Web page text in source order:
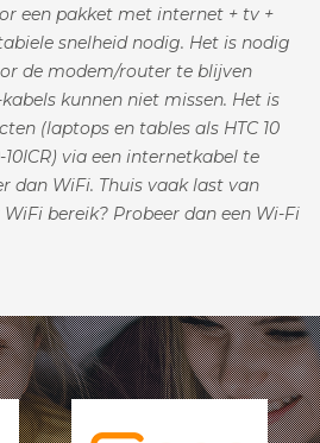
een pakket met internet + tv +
snelheid nodig. Het is nodig
de modem/router te blijven
kunnen niet missen. Het is
(laptops en tables als HTC 10
10ICR) via een internetkabel te
dan WiFi. Thuis vaak last van
bereik? Probeer dan een Wi-Fi